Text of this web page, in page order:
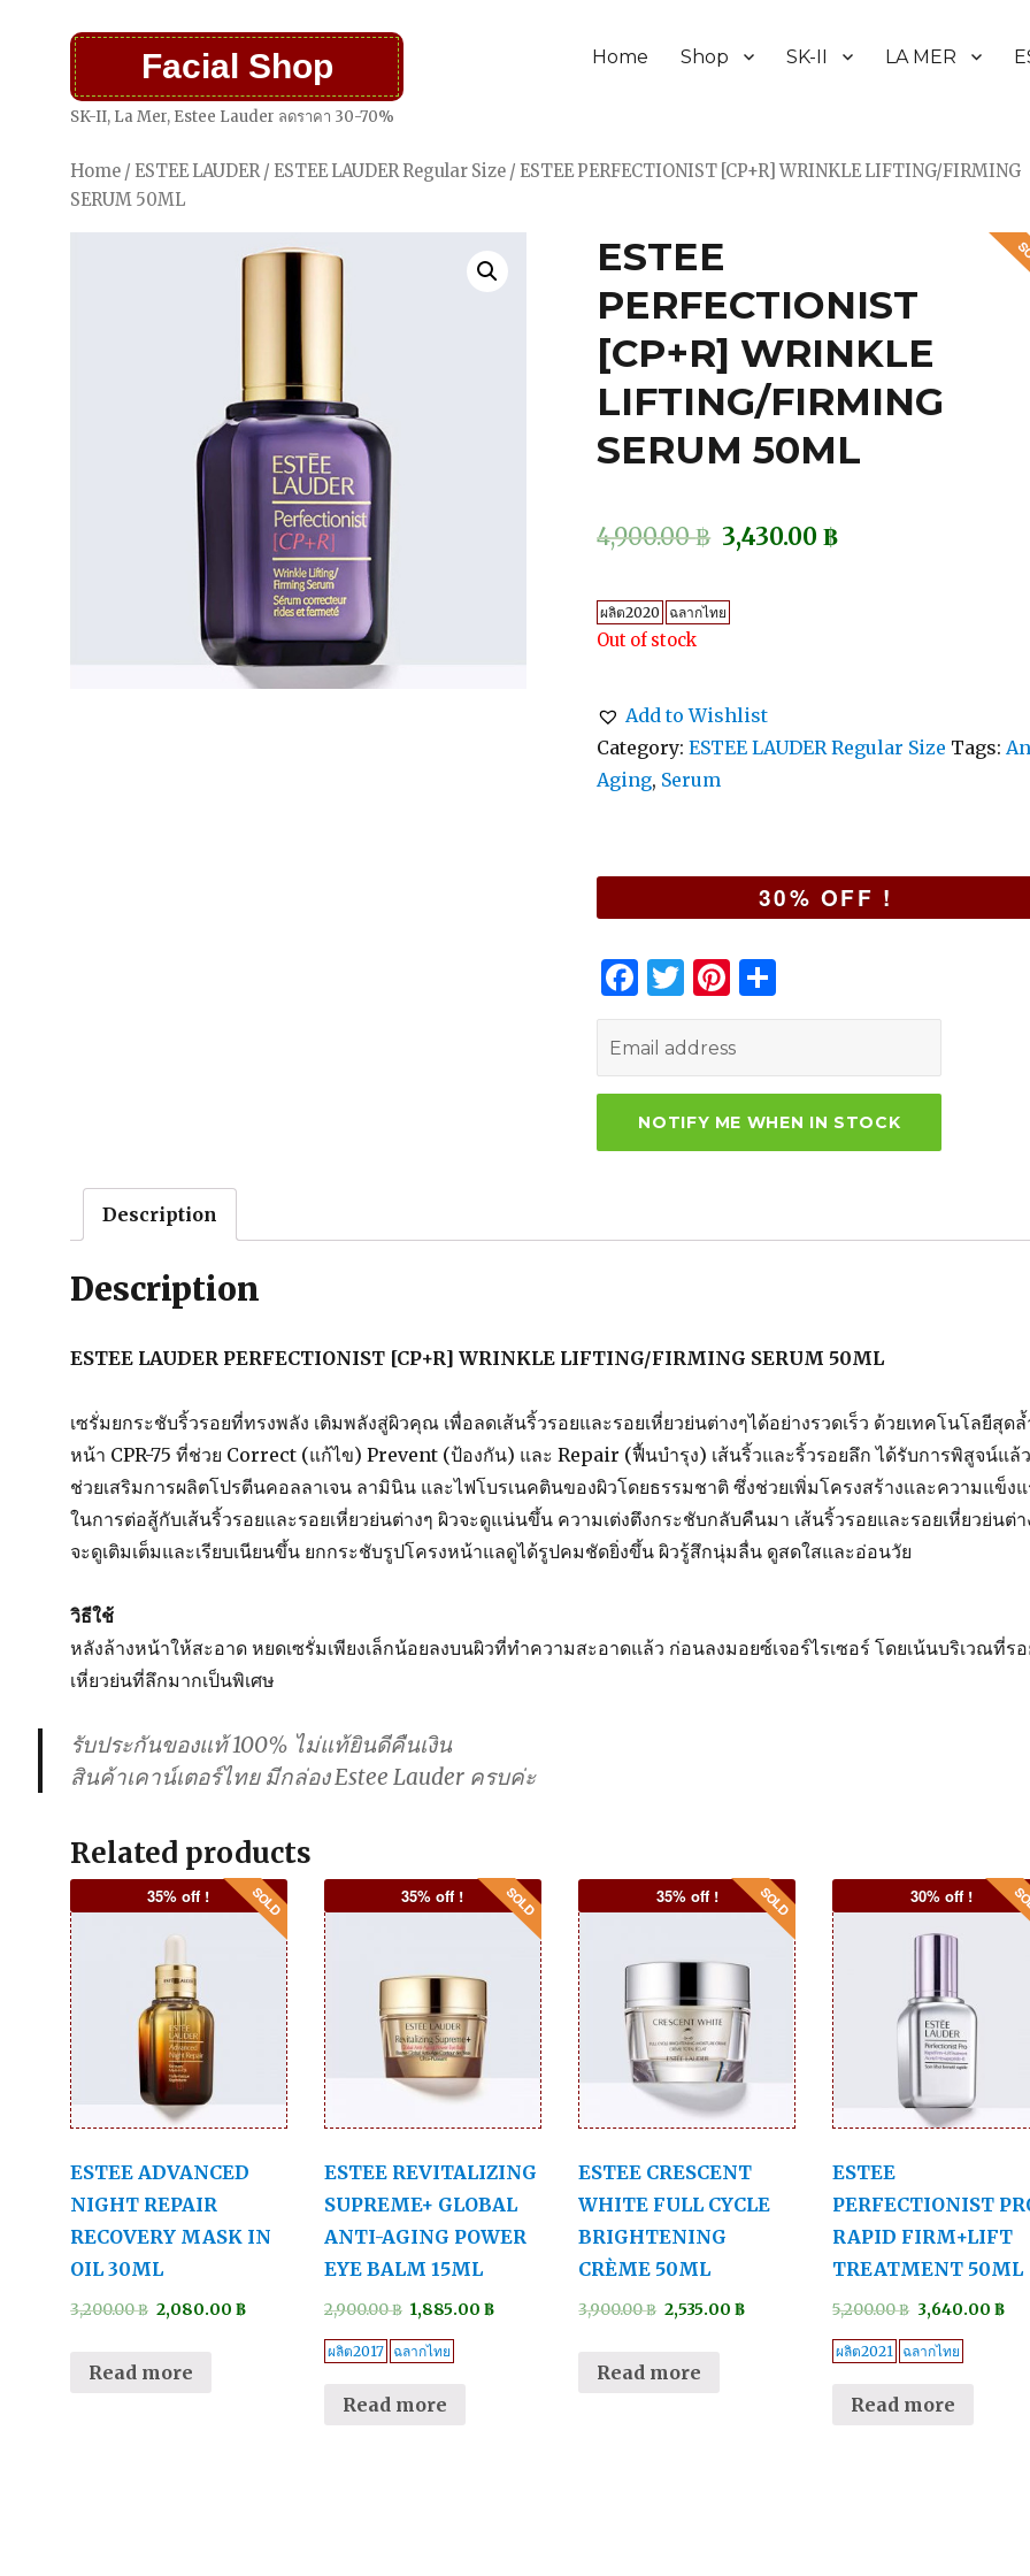
Facial Shop
SK-II, La Mer, Estee Lauder ลดราคา 30-70%
Home Shop SK-II LA MER
Home / ESTEE LAUDER/ ESTEE LAUDER Regular Size / ESTEE PERFECTIONIST [CP+R] WRINKLE LIFTING/FIRMING
SERUM 50ML
ESTEE
PERFECTIONIST
[CP+R] WRINKLE
LIFTING/FIRMING
SERUM 50ML
4,900.00฿ 3,430.00฿
ผลิต2020 ฉลากไทย
Out of stock
Add to Wishlist
Category:ESTEE LAUDER Regular Size Tags:
Aging, Serum
30% OFF !
F
a
c
e
b
o
k
T
w
it
te
r
Pi
n
te
re
st
h
e
Description
Description
ESTEE LAUDER PERFECTIONIST [CP+R] WRINKLE LIFTING/FIRMING SERUM 50ML
เซรั่มยกระชับริ้วรอยที่ทรงพลัง เติมพลังสู่ผิวคุณ เพื่อลดเส้นริ้วรอยและรอยเหี่ยวย่นต่างๆได้อย่างรวดเร็ว ด้วยเทคโนโลยีสุด
หน้า CPR-75 ที่ช่วย Correct (แก้ไข) Prevent (ป้องกัน) และ Repair (ฟื้นบำรุง) เส้นริ้วและริ้วรอยลึก ได้รับการพิสูจน์แล้
ช่วยเสริมการผลิตโปรตีนคอลลาเจน ลามินิน และไฟโบรเนคตินของผิวโดยธรรมชาติ ซึ่งช่วยเพิ่มโครงสร้างและความแข็งแ
ในการต่อสู้กับเส้นริ้วรอยและรอยเหี่ยวย่นต่างๆ ผิวจะดูแน่นขึ้น ความเต่งตึงกระชับกลับคืนมา เส้นริ้วรอยและรอยเหี่ยวย่นต่า
จะดูเติมเต็มและเรียบเนียนขึ้น ยกกระชับรูปโครงหน้าแลดูได้รูปคมชัดยิ่งขึ้น ผิวรู้สึกนุ่มลื่น ดูสดใสและอ่อนวัย
วิธีใช้
หลังล้างหน้าให้สะอาด หยดเซรั่มเพียงเล็กน้อยลงบนผิวที่ทำความสะอาดแล้ว ก่อนลงมอยซ์เจอร์ไรเซอร์ โดยเน้นบริเวณที่ร
เหี่ยวย่นที่ลึกมากเป็นพิเศษ
รับประกันของแท้ 100% ไม่แท้ยินดีคืนเงิน
สินค้าเคาน์เตอร์ไทย มีกล่อง Estee Lauder ครบค่ะ
Related products
35% off !
ESTEE ADVANCED
NIGHT REPAIR
RECOVERY MASK IN
OIL 30ML
3,200.00฿ 2,080.00 ฿
Read more
35% off !
ESTEE REVITALIZING
SUPREME+ GLOBAL
ANTI-AGING POWER
EYE BALM 15ML
2,900.00฿ 1,885.00 ฿
ผลิต2017 ฉลากไทย
Read more
35% off !
ESTEE CRESCENT
WHITE FULL CYCLE
BRIGHTENING
CRÈME 50ML
3,900.00฿ 2,535.00 ฿
Read more
30% off !
ESTEE
PERFECTIONIST
RAPID FIRM+LIFT
TREATMENT 50ML
5,200.00฿ 3,640.00 ฿
ผลิต2021 ฉลากไทย
Read more